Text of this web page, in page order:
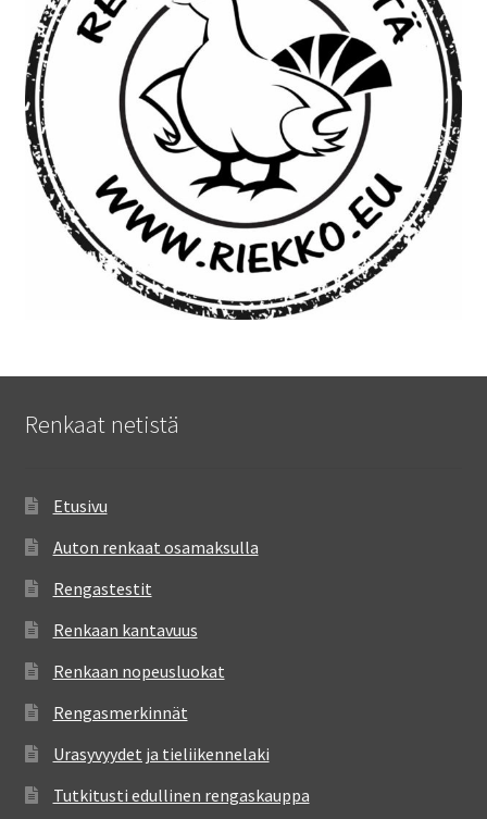
Renkaat netistä
Etusivu
Auton renkaat osamaksulla
Rengastestit
Renkaan kantavuus
Renkaan nopeusluokat
Rengasmerkinnät
Urasyvyydet ja tieliikennelaki
Tutkitusti edullinen rengaskauppa